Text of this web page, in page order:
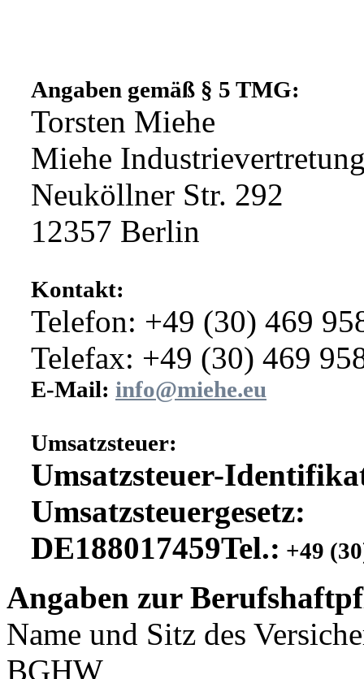
Angaben gemäß § 5 TMG:
Torsten Miehe
Miehe
Neuköllner Str. 292
12357 Berlin
Kontakt:
Telefon: +49 (30) 469
Telefax: +49 (30) 469
E-Mail: info@miehe.eu
Umsatzsteuer:
Umsatzsteuer-
Umsatzsteuergesetz:
DE188017459Tel.: +49
Angaben zur
Name und Sitz des
BGHW